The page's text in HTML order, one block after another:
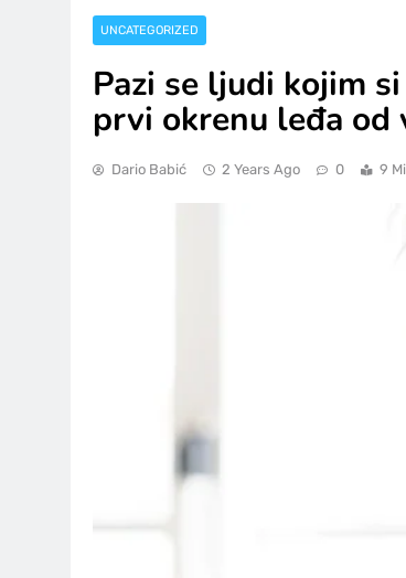
UNCATEGORIZED
Pazi se ljudi kojim
prvi okrenu leđa od
Dario Babić 2 Years Ago 0 9